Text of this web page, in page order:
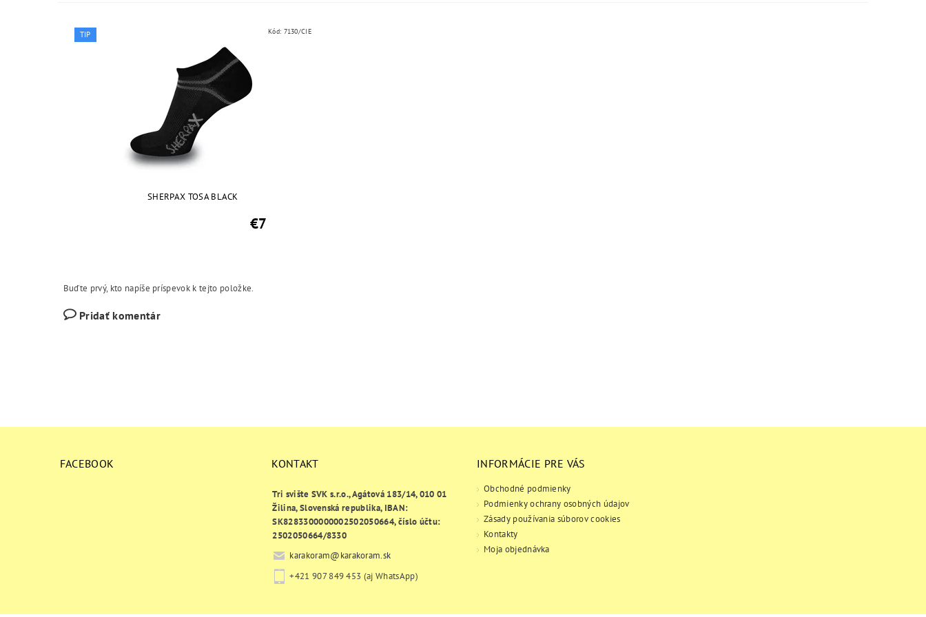
TIP Kód: 7130/CIE
SHERPAX TOSA BLACK
€7
Buďte prvý, kto napíše príspevok k tejto položke.
Pridať komentár
FACEBOOK KONTAKT
Tri svište SVK s.r.o., Agátová 183/14, 010 01
Žilina, Slovenská republika, IBAN:
SK8283300000002502050664, číslo účtu:
2502050664/8330
karakoram@karakoram.sk
+421 907 849 453 (aj WhatsApp)
INFORMÁCIE PRE VÁS
Obchodné podmienky
Podmienky ochrany osobných údajov
Zásady používania súborov cookies
Kontakty
Moja objednávka